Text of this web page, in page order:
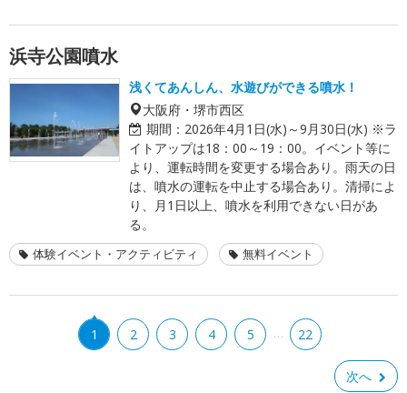
浜寺公園噴水
浅くてあんしん、水遊びができる噴水！
大阪府・堺市西区
期間： 2026年4月1日(水)～9月30日(水) ※ラ
イトアップは18：00～19：00。イベント等に
より、運転時間を変更する場合あり。雨天の日
は、噴水の運転を中止する場合あり。清掃によ
り、月1日以上、噴水を利用できない日があ
る。
体験イベント・アクティビティ 無料イベント
1 2 3 4 5 … 22
次へ